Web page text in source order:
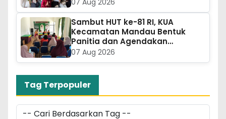
Sambut HUT ke-81 RI, KUA
Kecamatan Mandau Bentuk
Panitia dan Agendakan…
07 Aug 2026
Tag Terpopuler